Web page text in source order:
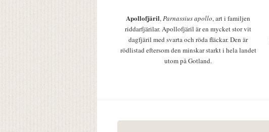
Apollofjäril,Parnassius apollo, art i familjen
riddarfjärilar. Apollofjäril är en mycket stor vit
dagfjäril med svarta och röda fläckar. Den är
rödlistad eftersom den minskar starkt i hela landet
utom på Gotland.